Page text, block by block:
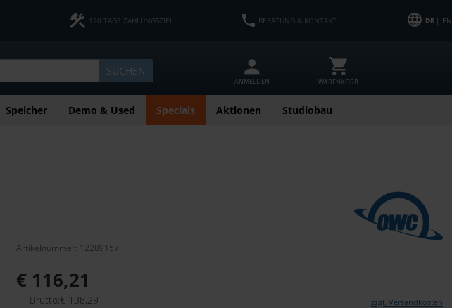
120 TAGE ZAHLUNGSZIEL BERATUNG & KONTAKT DE| EN
SUCHEN
ANMELDEN WARENKORB
Speicher Demo & Used Specials Aktionen Studiobau
Artikelnummer: 12289157
€ 116,21
Brutto:€ 138,29 zzgl. Versandkosten